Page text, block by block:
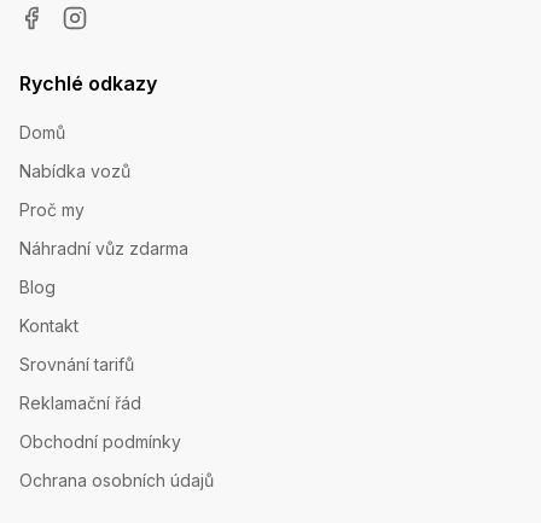
Rychlé odkazy
Domů
Nabídka vozů
Proč my
Náhradní vůz zdarma
Blog
Kontakt
Srovnání tarifů
Reklamační řád
Obchodní podmínky
Ochrana osobních údajů